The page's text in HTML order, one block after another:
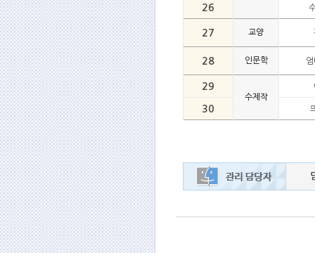
26
27 교양
28 인문학
29
수제작
30